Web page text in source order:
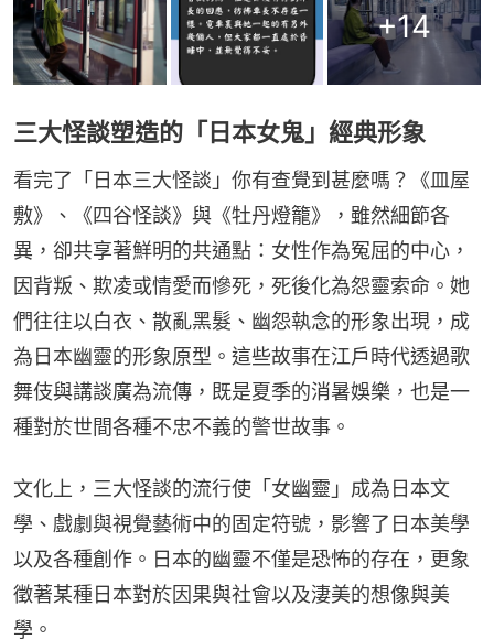
+14
三大怪談塑造的「日本女鬼」經典形象
看完了「日本三大怪談」你有查覺到甚麼嗎？《皿屋
敷》、《四谷怪談》與《牡丹燈籠》，雖然細節各
異，卻共享著鮮明的共通點：女性作為冤屈的中心，
因背叛、欺凌或情愛而慘死，死後化為怨靈索命。她
們往往以白衣、散亂黑髮、幽怨執念的形象出現，成
為日本幽靈的形象原型。這些故事在江戶時代透過歌
舞伎與講談廣為流傳，既是夏季的消暑娛樂，也是一
種對於世間各種不忠不義的警世故事。
文化上，三大怪談的流行使「女幽靈」成為日本文
學、戲劇與視覺藝術中的固定符號，影響了日本美學
以及各種創作。日本的幽靈不僅是恐怖的存在，更象
徵著某種日本對於因果與社會以及淒美的想像與美
學。